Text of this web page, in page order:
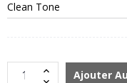
Clean Tone
Ajouter